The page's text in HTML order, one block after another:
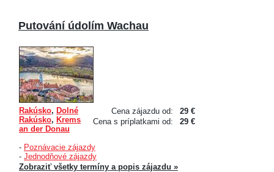
Putování údolím Wachau
Cena zájazdu od:
29 €
Cena s príplatkami od:
29 €
Rakúsko, Dolné
Rakúsko, Krems
an der Donau
- Poznávacie zájazdy
- Jednodňové zájazdy
Zobraziť všetky termíny a popis zájazdu »